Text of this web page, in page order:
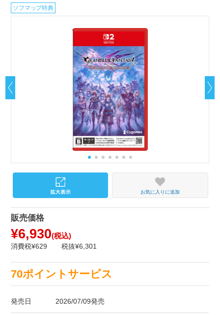
ソフマップ特典
お気に入りに追加
販売価格
¥6,930(税込)
消費税¥629 税抜¥6,301
70ポイントサービス
発売日 2026/07/09発売